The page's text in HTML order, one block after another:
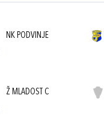
NK PODVINJE
Ž MLADOST C